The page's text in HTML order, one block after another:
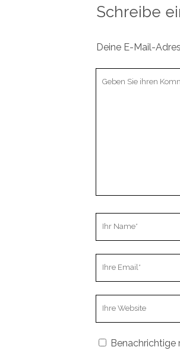
Schreibe
Deine E-Mail-
Benachrichtige